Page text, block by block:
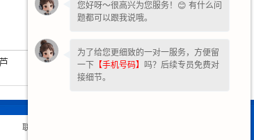
广东环链型电动葫芦
联系我们
您好呀～很高兴为您服务！😊 有什么问
题都可以跟我说哦。
为了给您更细致的一对一服务，方便留
一下 【手机号码】 吗？后续专员免费对
接细节。